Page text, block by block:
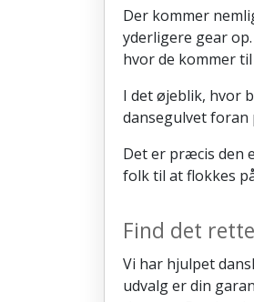
Der kommer
yderligere gear
hvor de kommer
I det øjeblik, hvor
dansegulvet foran
Det er præcis den
folk til at flokkes
Find det
Vi har hjulpet
udvalg er din